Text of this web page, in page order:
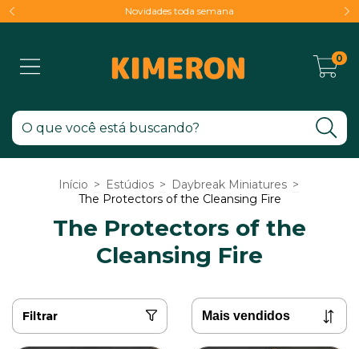
Novidades toda semana
0
Início > Estúdios > Daybreak Miniatures >
The Protectors of the Cleansing Fire
The Protectors of the
Cleansing Fire
Filtrar